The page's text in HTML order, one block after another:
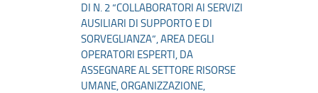
DI N. 2 “COLLABORATORI AI SERVIZI
AUSILIARI DI SUPPORTO E DI
SORVEGLIANZA”, AREA DEGLI
OPERATORI ESPERTI, DA
ASSEGNARE AL SETTORE RISORSE
UMANE, ORGANIZZAZIONE,